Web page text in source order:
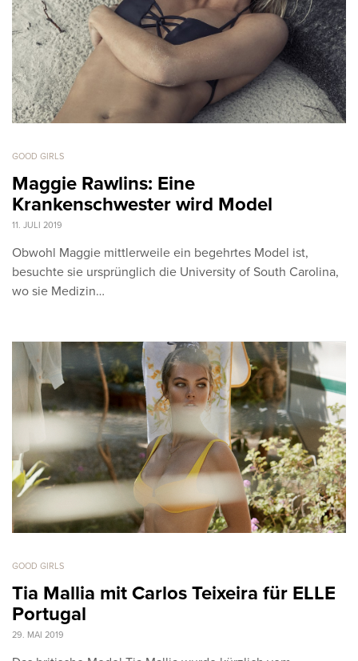
GOOD GIRLS
Maggie Rawlins: Eine
Krankenschwester wird Model
11. JULI 2019
Obwohl Maggie mittlerweile ein begehrtes Model ist,
besuchte sie ursprünglich die University of South Carolina,
wo sie Medizin…
GOOD GIRLS
Tia Mallia mit Carlos Teixeira für ELLE
Portugal
29. MAI 2019